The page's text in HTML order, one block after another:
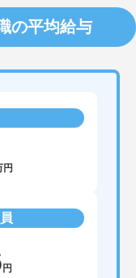
の平均給与
円
円